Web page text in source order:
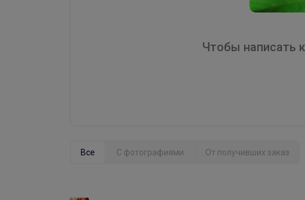
Чтобы написать
Все С фотографиями От получивших заказ